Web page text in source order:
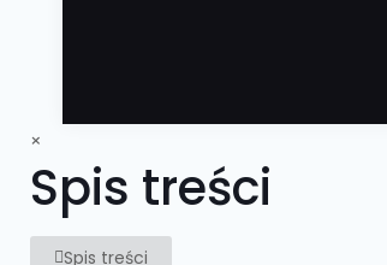
×
Spis treści
Spis treści